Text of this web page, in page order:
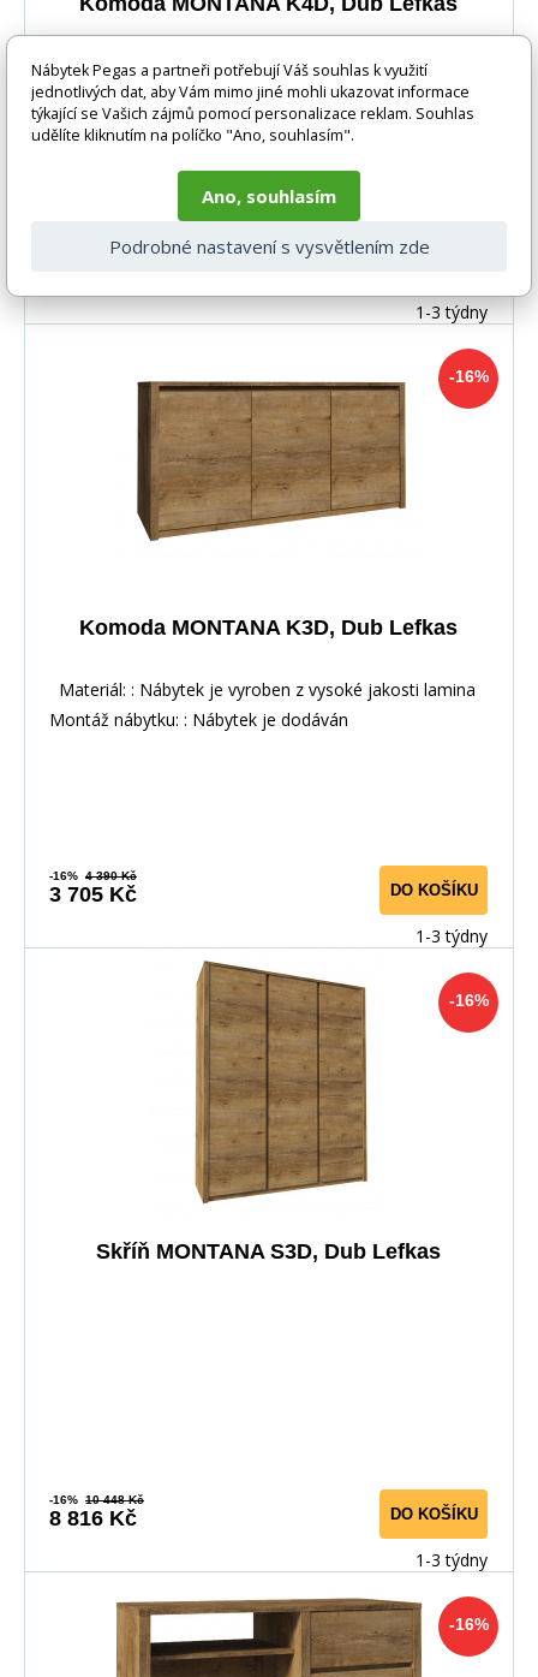
3 966 Kč
1-3 týdny
-16%
Komoda MONTANA K3D, Dub Lefkas
Materiál: : Nábytek je vyroben z vysoké jakosti lamina
Montáž nábytku: : Nábytek je dodáván
-16% 4 390 Kč
3 705 Kč DO KOŠÍKU
1-3 týdny
-16%
Skříň MONTANA S3D, Dub Lefkas
-16% 10 448 Kč
8 816 Kč DO KOŠÍKU
1-3 týdny
-16%
Nábytek Pegas a partneři potřebují Váš souhlas k využití
jednotlivých dat, aby Vám mimo jiné mohli ukazovat informace
týkající se Vašich zájmů pomocí personalizace reklam. Souhlas
udělíte kliknutím na políčko "Ano, souhlasím".
Ano, souhlasím
Podrobné nastavení s vysvětlením zde